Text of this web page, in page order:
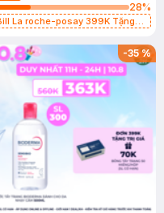
28%
La roche-posay 399K Tặng
có hạn)
-35%